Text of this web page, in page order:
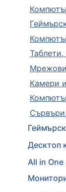
Камери
Десктоп
All in